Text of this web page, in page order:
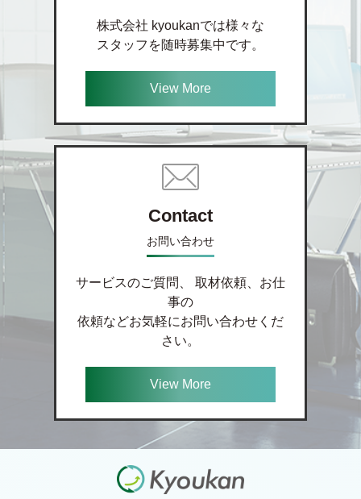
株式会社 kyoukanでは様々な
スタッフを随時募集中です。
View More
Contact
お問い合わせ
サービスのご質問、 取材依頼、お仕
事の
依頼などお気軽にお問い合わせくだ
さい。
View More